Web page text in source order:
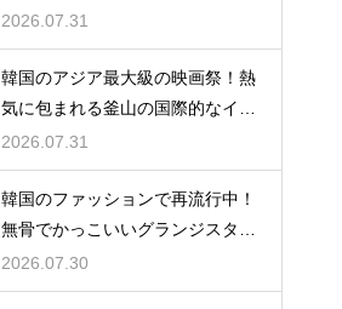
い使い分け
2026.07.31
韓国のアジア最大級の映画祭！熱
気に包まれる釜山の国際的なイベ
ント
2026.07.31
韓国のファッションで再流行中！
無骨でかっこいいグランジスタイ
ルの特徴
2026.07.30